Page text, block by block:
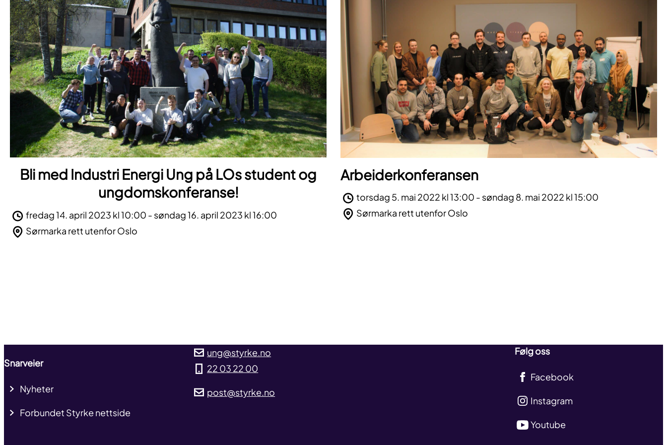
Bli med Industri Energi Ung på LOs student og
ungdomskonferanse!
fredag 14. april 2023 kl 10:00 - søndag 16. april 2023 kl 16:00
Sørmarka rett utenfor Oslo
Arbeiderkonferansen
torsdag 5. mai 2022 kl 13:00 - søndag 8. mai 2022 kl 15:00
Sørmarka rett utenfor Oslo
Snarveier
Nyheter
Forbundet Styrke nettside
ung@styrke.no
22 03 22 00
post@styrke.no
Følg oss
Facebook
Instagram
Youtube